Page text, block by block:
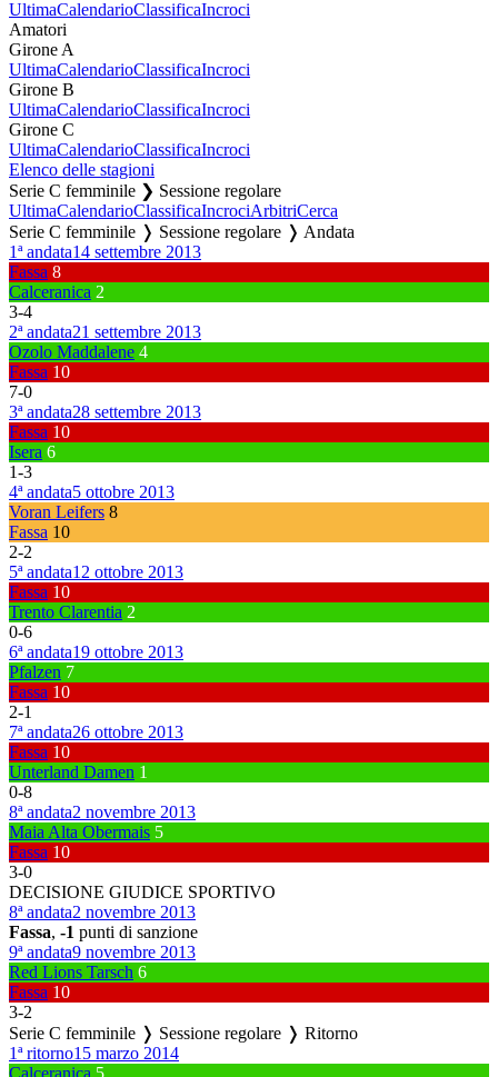
UltimaCalendarioClassificaIncroci
Amatori
Girone A
UltimaCalendarioClassificaIncroci
Girone B
UltimaCalendarioClassificaIncroci
Girone C
UltimaCalendarioClassificaIncroci
Elenco delle stagioni
Serie C femminile ❯ Sessione regolare
UltimaCalendarioClassificaIncrociArbitriCerca
Serie C femminile ❭ Sessione regolare ❭ Andata
1ª andata14 settembre 2013
Fassa 8
Calceranica 2
3-4
2ª andata21 settembre 2013
Ozolo Maddalene 4
Fassa 10
7-0
3ª andata28 settembre 2013
Fassa 10
Isera 6
1-3
4ª andata5 ottobre 2013
Voran Leifers 8
Fassa 10
2-2
5ª andata12 ottobre 2013
Fassa 10
Trento Clarentia 2
0-6
6ª andata19 ottobre 2013
Pfalzen 7
Fassa 10
2-1
7ª andata26 ottobre 2013
Fassa 10
Unterland Damen 1
0-8
8ª andata2 novembre 2013
Maia Alta Obermais 5
Fassa 10
3-0
DECISIONE GIUDICE SPORTIVO
8ª andata2 novembre 2013
Fassa, -1 punti di sanzione
9ª andata9 novembre 2013
Red Lions Tarsch 6
Fassa 10
3-2
Serie C femminile ❭ Sessione regolare ❭ Ritorno
1ª ritorno15 marzo 2014
Calceranica 5